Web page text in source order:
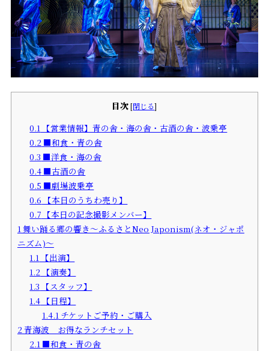
目次[閉じる]
0.1 【営業情報】青の舎・海の舎・古酒の舎・波乗亭
0.2 ■和食・青の舎
0.3 ■洋食・海の舎
0.4 ■古酒の舎
0.5 ■劇場波乗亭
0.6 【本日のうちわ売り】
0.7 【本日の記念撮影メンバー】
1舞い踊る郷の響き～ふるさとNeo Japonism(ネオ・ジャポ
ニズム)～
1.1 【出演】
1.2 【演奏】
1.3 【スタッフ】
1.4 【日程】
1.4.1チケットご予約・ご購入
2青海波 お得なランチセット
2.1 ■和食・青の舎